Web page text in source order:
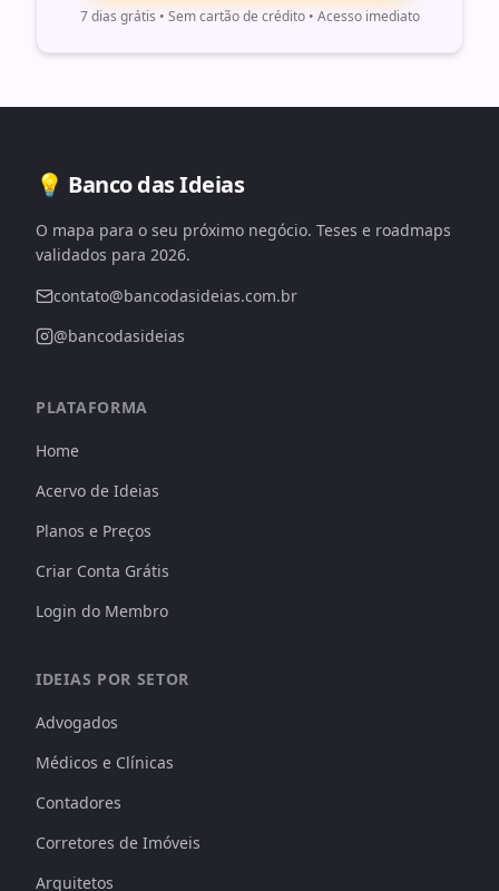
7 dias grátis • Sem cartão de crédito • Acesso imediato
💡 Banco das Ideias
O mapa para o seu próximo negócio. Teses e roadmaps
validados para 2026.
contato@bancodasideias.com.br
@bancodasideias
PLATAFORMA
Home
Acervo de Ideias
Planos e Preços
Criar Conta Grátis
Login do Membro
IDEIAS POR SETOR
Advogados
Médicos e Clínicas
Contadores
Corretores de Imóveis
Arquitetos